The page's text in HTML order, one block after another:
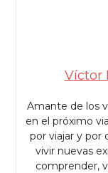
Víctor
Amante de los
en el próximo
por viajar y por
vivir nuevas
comprender,